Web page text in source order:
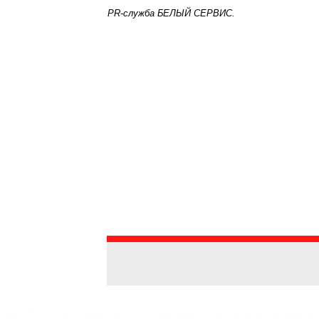
PR-служба БЕЛЫЙ СЕРВИС.